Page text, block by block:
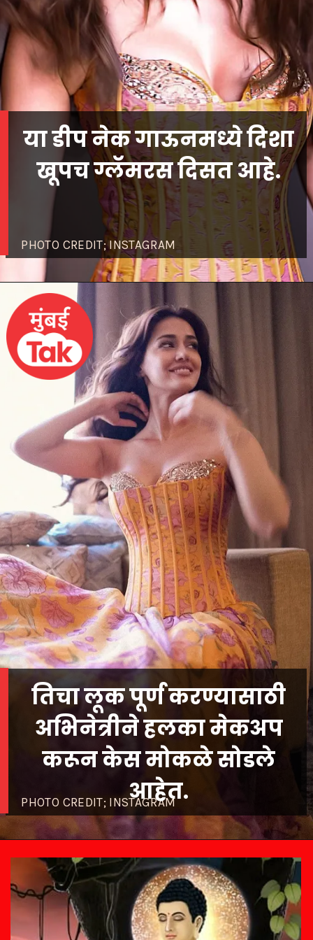
PHOTO CREDIT; INSTAGRAM
या डीप नेक गाऊनमध्ये दिशा
खूपच ग्लॅमरस दिसत आहे.
PHOTO CREDIT; INSTAGRAM
तिचा लूक पूर्ण करण्यासाठी
अभिनेत्रीने हलका मेकअप
करून केस मोकळे सोडले
आहेत.